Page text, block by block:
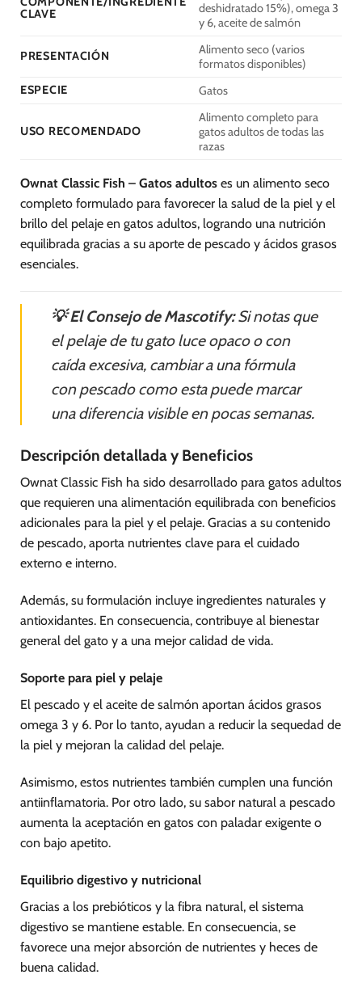
elegir
página
CLAVE
deshidratado 15%), omega 3
y 6, aceite de salmón
PRESENTACIÓN
Alimento seco (varios
formatos disponibles)
ESPECIE
Gatos
USO RECOMENDADO
Alimento completo para
gatos adultos de todas las
razas
Ownat Classic Fish – Gatos adultos es un alimento seco
completo formulado para favorecer la salud de la piel y el
brillo del pelaje en gatos adultos, logrando una nutrición
equilibrada gracias a su aporte de pescado y ácidos grasos
esenciales.
💡 El Consejo de Mascotify:Si notas que
el pelaje de tu gato luce opaco o con
caída excesiva, cambiar a una fórmula
con pescado como esta puede marcar
una diferencia visible en pocas semanas.
Descripción detallada y Beneficios
Ownat Classic Fish ha sido desarrollado para gatos adultos
que requieren una alimentación equilibrada con beneficios
adicionales para la piel y el pelaje. Gracias a su contenido
de pescado, aporta nutrientes clave para el cuidado
externo e interno.
Además, su formulación incluye ingredientes naturales y
antioxidantes. En consecuencia, contribuye al bienestar
general del gato y a una mejor calidad de vida.
Soporte para piel y pelaje
El pescado y el aceite de salmón aportan ácidos grasos
omega 3 y 6. Por lo tanto, ayudan a reducir la sequedad de
la piel y mejoran la calidad del pelaje.
Asimismo, estos nutrientes también cumplen una función
antiinflamatoria. Por otro lado, su sabor natural a pescado
aumenta la aceptación en gatos con paladar exigente o
con bajo apetito.
Equilibrio digestivo y nutricional
Gracias a los prebióticos y la fibra natural, el sistema
digestivo se mantiene estable. En consecuencia, se
favorece una mejor absorción de nutrientes y heces de
buena calidad.